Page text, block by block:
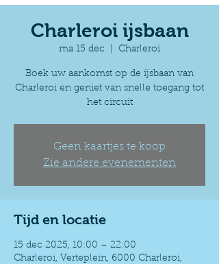
Charleroi ijsbaan
ma 15 dec Charleroi
Boek uw aankomst op de ijsbaan van
Charleroi en geniet van snelle toegang tot
het circuit
Geen kaartjes te koop
Zie andere evenementen
Tijd en locatie
15 dec 2025, 10:00 – 22:00
Charleroi, Verteplein, 6000 Charleroi,